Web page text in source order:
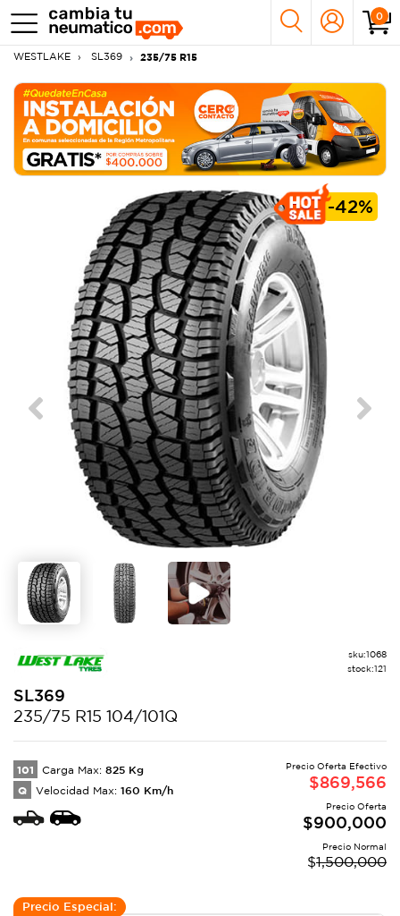
0
WESTLAKE SL369 235/75 R15
-42%
Previous Next
sku:1068
stock:121
SL369
235/75 R15 104/101Q
101 Carga Max: 825 Kg
Q Velocidad Max: 160 Km/h
Precio Oferta Efectivo
$869,566
Precio Oferta
$900,000
Precio Normal
$1,500,000
Precio Especial: